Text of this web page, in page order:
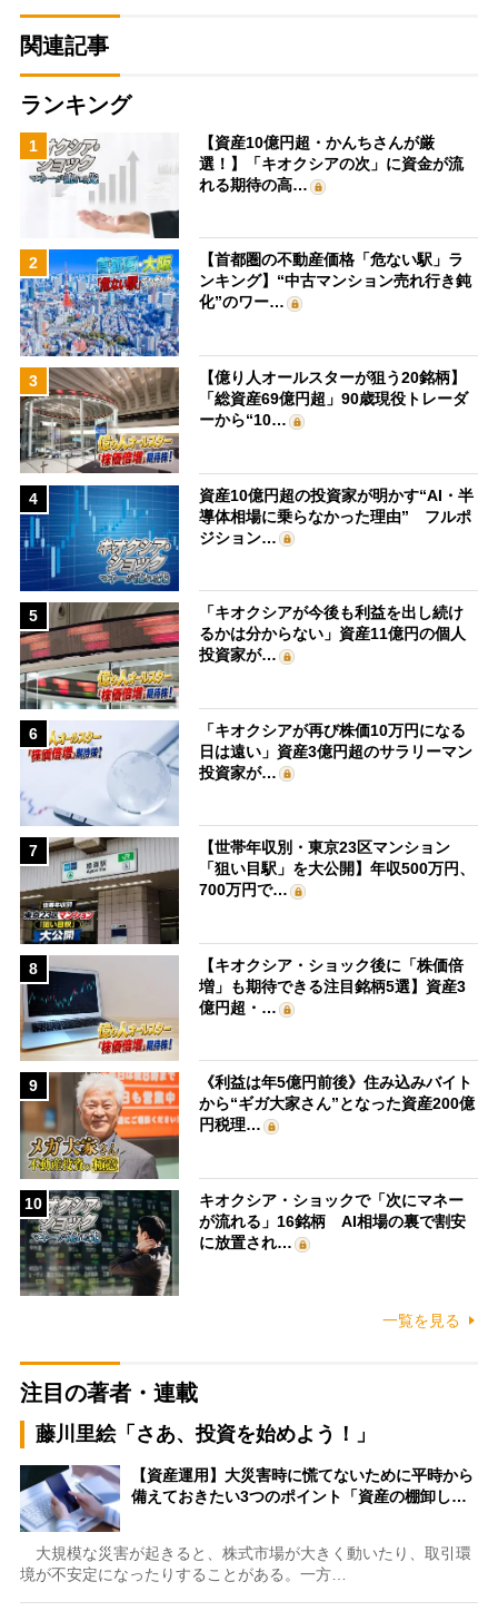
関連記事
ランキング
1
【資産10億円超・かんちさんが厳
選！】「キオクシアの次」に資金が流
れる期待の高…
2
【首都圏の不動産価格「危ない駅」ラ
ンキング】“中古マンション売れ行き鈍
化”のワー…
3
【億り人オールスターが狙う20銘柄】
「総資産69億円超」90歳現役トレーダ
ーから“10…
4
資産10億円超の投資家が明かす“AI・半
導体相場に乗らなかった理由” フルポ
ジション…
5
「キオクシアが今後も利益を出し続け
るかは分からない」資産11億円の個人
投資家が…
6
「キオクシアが再び株価10万円になる
日は遠い」資産3億円超のサラリーマン
投資家が…
7
【世帯年収別・東京23区マンション
「狙い目駅」を大公開】年収500万円、
700万円で…
8
【キオクシア・ショック後に「株価倍
増」も期待できる注目銘柄5選】資産3
億円超・…
9
《利益は年5億円前後》住み込みバイト
から“ギガ大家さん”となった資産200億
円税理…
10
キオクシア・ショックで「次にマネー
が流れる」16銘柄 AI相場の裏で割安
に放置され…
一覧を見る
注目の著者・連載
藤川里絵「さあ、投資を始めよう！」
【資産運用】大災害時に慌てないために平時から
備えておきたい3つのポイント「資産の棚卸し…
大規模な災害が起きると、株式市場が大きく動いたり、取引環
境が不安定になったりすることがある。一方…